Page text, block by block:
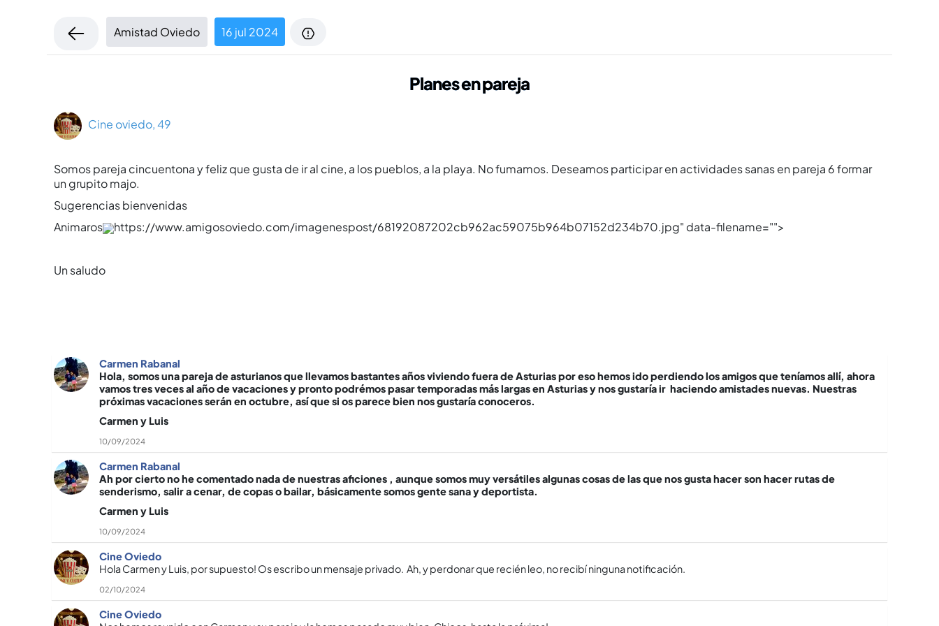
Amistad Oviedo 16 jul 2024
Planes en pareja
Cine oviedo, 49
Somos pareja cincuentona y feliz que gusta de ir al cine, a los pueblos, a la playa. No fumamos. Deseamos participar en actividades sanas en pareja 6 formar
un grupito majo.
Sugerencias bienvenidas
Animaros
https://www.amigosoviedo.com/imagenespost/68192087202cb962ac59075b964b07152d234b70.jpg" data-filename="">
Un saludo
Carmen Rabanal
Hola, somos una pareja de asturianos que llevamos bastantes años viviendo fuera de Asturias por eso hemos ido perdiendo los amigos que teníamos allí, ahora
vamos tres veces al año de vacaciones y pronto podrémos pasar temporadas más largas en Asturias y nos gustaría ir haciendo amistades nuevas. Nuestras
próximas vacaciones serán en octubre, así que si os parece bien nos gustaría conoceros.
Carmen y Luis
10/09/2024
Carmen Rabanal
Ah por cierto no he comentado nada de nuestras aficiones , aunque somos muy versátiles algunas cosas de las que nos gusta hacer son hacer rutas de
senderismo, salir a cenar, de copas o bailar, básicamente somos gente sana y deportista.
Carmen y Luis
10/09/2024
Cine Oviedo
Hola Carmen y Luis, por supuesto! Os escribo un mensaje privado. Ah, y perdonar que recién leo, no recibí ninguna notificación.
02/10/2024
Cine Oviedo